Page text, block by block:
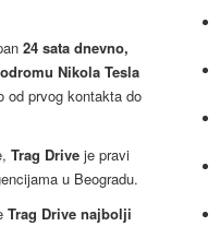
24 sata dnevno,
Nikola Tesla
od prvog kontakta do
Trag Drive je pravi
u Beogradu.
Trag Drive najbolji